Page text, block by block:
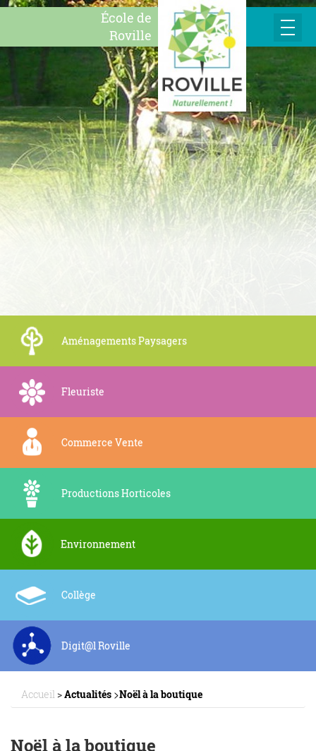
École de
Roville
Aménagements Paysagers
Fleuriste
Commerce Vente
Productions Horticoles
Environnement
Collège
Digit@l Roville
Accueil>Actualités >Noël à la boutique
Noël à la boutique